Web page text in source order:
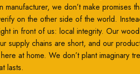
manufacturer, we don’t make promises
on the other side of the world.
in front of us: local integrity. Our
supply chains are short, and our
at home. We don’t plant imaginary
lasts.